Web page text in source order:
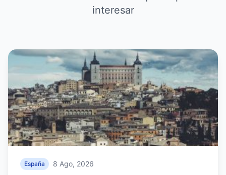
interesar
España 8 Ago, 2026